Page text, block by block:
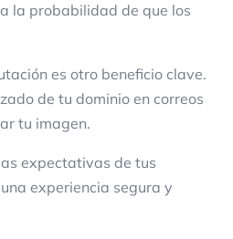
la probabilidad de que los
es otro beneficio clave.
de tu dominio en correos
tu imagen.
expectativas de tus
experiencia segura y